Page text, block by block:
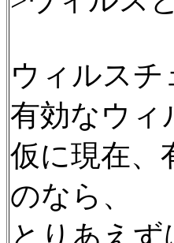
ウィルスチ
有効なウィ
仮に現在、
のなら、
とりあえ